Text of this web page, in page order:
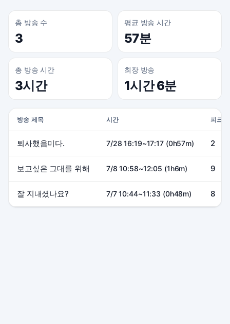
총 방송 수
3
평균 방송 시간
57분
총 방송 시간
3시간
최장 방송
1시간 6분
방송 제목 시간 피크
퇴사했음미다. 7/28 16:19~17:17 (0h57m) 2
보고싶은 그대를 위해 7/8 10:58~12:05 (1h6m) 9
잘 지내셨나요? 7/7 10:44~11:33 (0h48m) 8